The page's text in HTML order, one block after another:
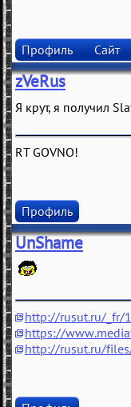
Профиль Сайт
zVeRus
Я крут, я получил
RT GOVNO!
Профиль
UnShame
http://rusut.ru/_fr/
https://
http://rusut.ru/